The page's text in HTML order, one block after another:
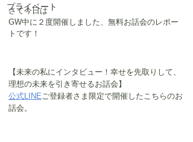
プライベート
さて今日は
GW中に２度開催しました、無料お話会のレポー
トです！
【未来の私にインタビュー！幸せを先取りして、
理想の未来を引き寄せるお話会】
公式LINEご登録者さま限定で開催したこちらのお
話会。